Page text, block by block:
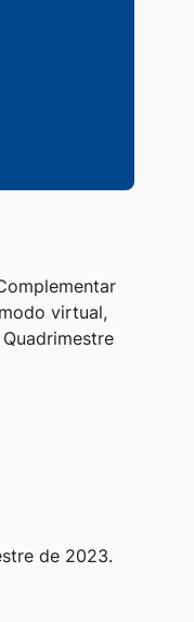
virtual,
de 2023.